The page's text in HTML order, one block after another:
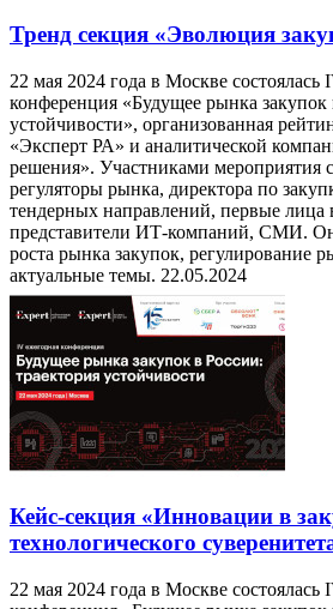
Тренд секция «Эволюция
22 мая 2024 года в Москве состоялась
конференция «Будущее рынка закупок
устойчивости», организованная
«Эксперт РА» и аналитической
решения». Участниками мероприятия
регуляторы рынка, директора по
тендерных направлений, первые
представители ИТ-компаний, СМИ.
роста рынка закупок, регулирование
актуальные темы. 22.05.2024
Кейс-секция «Инновации в
технологического
22 мая 2024 года в Москве состоялась